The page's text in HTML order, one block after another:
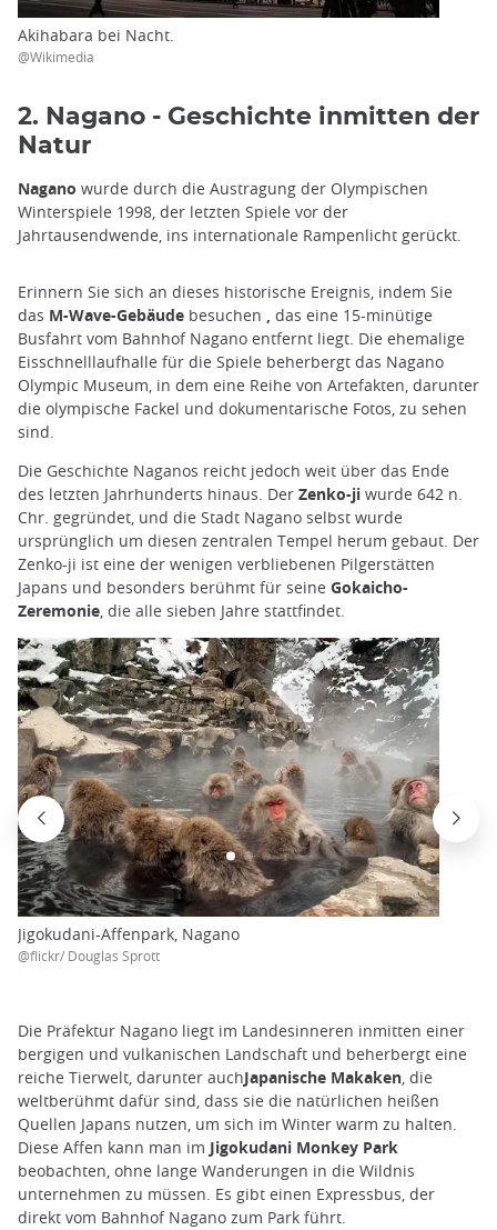
Akihabara bei Nacht.
@Wikimedia
2. Nagano - Geschichte inmitten der
Natur
Nagano wurde durch die Austragung der Olympischen
Winterspiele 1998, der letzten Spiele vor der
Jahrtausendwende, ins internationale Rampenlicht gerückt.
Erinnern Sie sich an dieses historische Ereignis, indem Sie
das M-Wave-Gebäude besuchen
das eine 15-minütige
Busfahrt vom Bahnhof Nagano entfernt liegt. Die ehemalige
Eisschnelllaufhalle für die Spiele beherbergt das Nagano
Olympic Museum, in dem eine Reihe von Artefakten, darunter
die olympische Fackel und dokumentarische Fotos, zu sehen
sind.
Die Geschichte Naganos reicht jedoch weit über das Ende
des letzten Jahrhunderts hinaus. Der Zenko-ji wurde 642 n.
Chr. gegründet, und die Stadt Nagano selbst wurde
ursprünglich um diesen zentralen Tempel herum gebaut. Der
Zenko-ji ist eine der wenigen verbliebenen Pilgerstätten
Japans und besonders berühmt für seine Gokaicho-
Zeremonie , die alle sieben Jahre stattfindet.
Jigokudani-Affenpark, Nagano
@flickr/ Douglas Sprott
Die Präfektur Nagano liegt im Landesinneren inmitten einer
bergigen und vulkanischen Landschaft und beherbergt eine
reiche Tierwelt, darunter auchJapanische Makaken, die
weltberühmt dafür sind, dass sie die natürlichen heißen
Quellen Japans nutzen, um sich im Winter warm zu halten.
Diese Affen kann man im Jigokudani Monkey Park
beobachten, ohne lange Wanderungen in die Wildnis
unternehmen zu müssen. Es gibt einen Expressbus, der
direkt vom Bahnhof Nagano zum Park führt.